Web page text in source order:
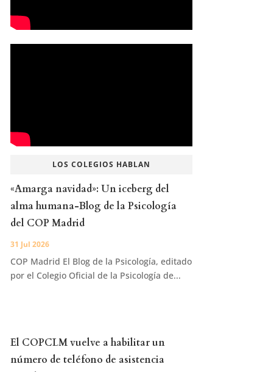
LOS COLEGIOS HABLAN
«Amarga navidad»: Un iceberg del
alma humana-Blog de la Psicología
del COP Madrid
31 Jul 2026
COP Madrid El Blog de la Psicología, editado
por el Colegio Oficial de la Psicología de...
El COPCLM vuelve a habilitar un
número de teléfono de asistencia